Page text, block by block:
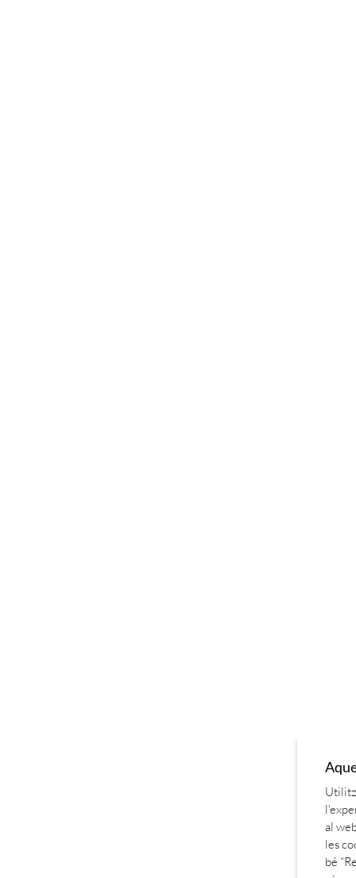
al
les
bé